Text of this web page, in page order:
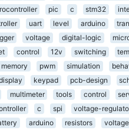
pic c stm32
uart level arduino
voltage digital-logic
control 12v switching
memory pwm simulation
keypad pcb-design
multimeter tools control
c spi voltage-
arduino resistors